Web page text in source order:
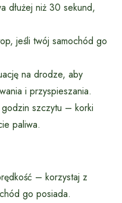
dłużej niż 30 sekund,
jeśli twój samochód go
na drodze, aby
i przyspieszania.
szczytu – korki
paliwa.
– korzystaj z
go posiada.